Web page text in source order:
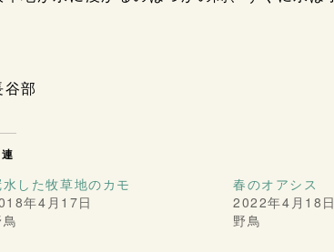
谷部
した牧草地のカモ
年4月17日
春のオアシス
2022年4月18日
野鳥